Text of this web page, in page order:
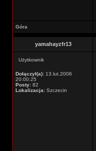
Góra
yamahayzfr13
Użytkownik
Dołączył(a): 13.lut.2006
20:00:25
Posty: 82
Lokalizacja: Szczecin